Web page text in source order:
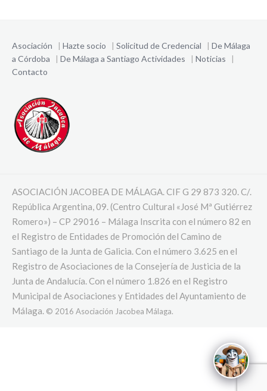
Asociación | Hazte socio | Solicitud de Credencial | De Málaga
a Córdoba | De Málaga a Santiago Actividades | Noticias |
Contacto
ASOCIACIÓN JACOBEA DE MÁLAGA. CIF G 29 873 320. C/.
República Argentina, 09. (Centro Cultural «José Mª Gutiérrez
Romero») – CP 29016 – Málaga Inscrita con el número 82 en
el Registro de Entidades de Promoción del Camino de
Santiago de la Junta de Galicia. Con el número 3.625 en el
Registro de Asociaciones de la Consejería de Justicia de la
Junta de Andalucía. Con el número 1.826 en el Registro
Municipal de Asociaciones y Entidades del Ayuntamiento de
Málaga. © 2016 Asociación Jacobea Málaga.